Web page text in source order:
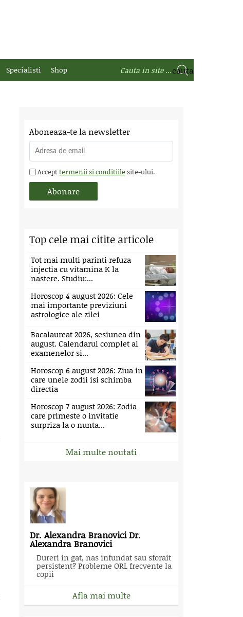
Specialisti Shop
Aboneaza-te la newsletter
Accepttermenii si conditiile site-ului.
Top cele mai citite articole
Tot mai multi parinti refuza
injectia cu vitamina K la
nastere. Studiu:...
Horoscop 4 august 2026: Cele
mai importante previziuni
astrologice ale zilei
Bacalaureat 2026, sesiunea din
august. Calendarul complet al
examenelor si...
Horoscop 6 august 2026: Ziua in
care unele zodii isi schimba
directia
Horoscop 7 august 2026: Zodia
care primeste o invitatie
surpriza la o nunta...
Mai multe noutati
Dr. Alexandra Branovici Dr.
Alexandra Branovici
Dureri in gat, nas infundat sau sforait
persistent? Probleme ORL frecvente la
copii
Afla mai multe